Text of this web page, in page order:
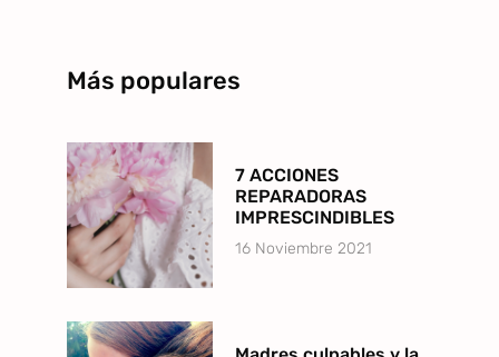
Más populares
7 ACCIONES
REPARADORAS
IMPRESCINDIBLES
16 Noviembre 2021